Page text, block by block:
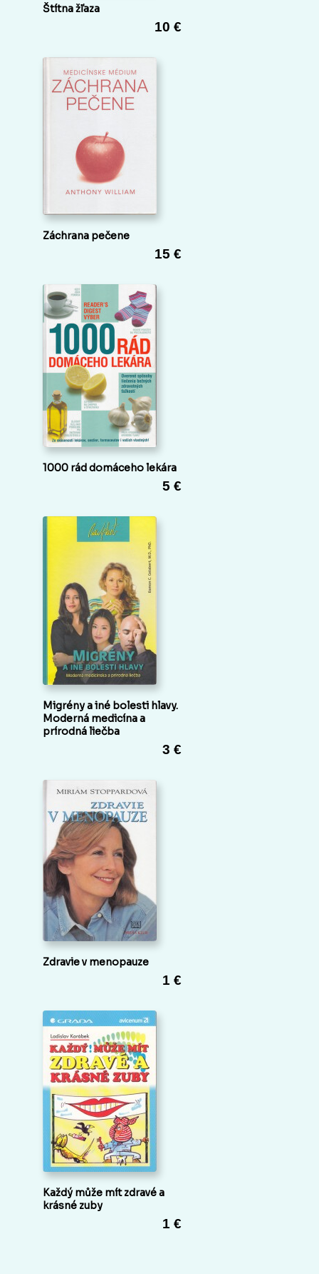
Štítna žľaza
10 €
Záchrana pečene
15 €
1000 rád domáceho lekára
5 €
Migrény a iné bolesti hlavy.
Moderná medicína a
prírodná liečba
3 €
Zdravie v menopauze
1 €
Každý může mít zdravé a
krásné zuby
1 €